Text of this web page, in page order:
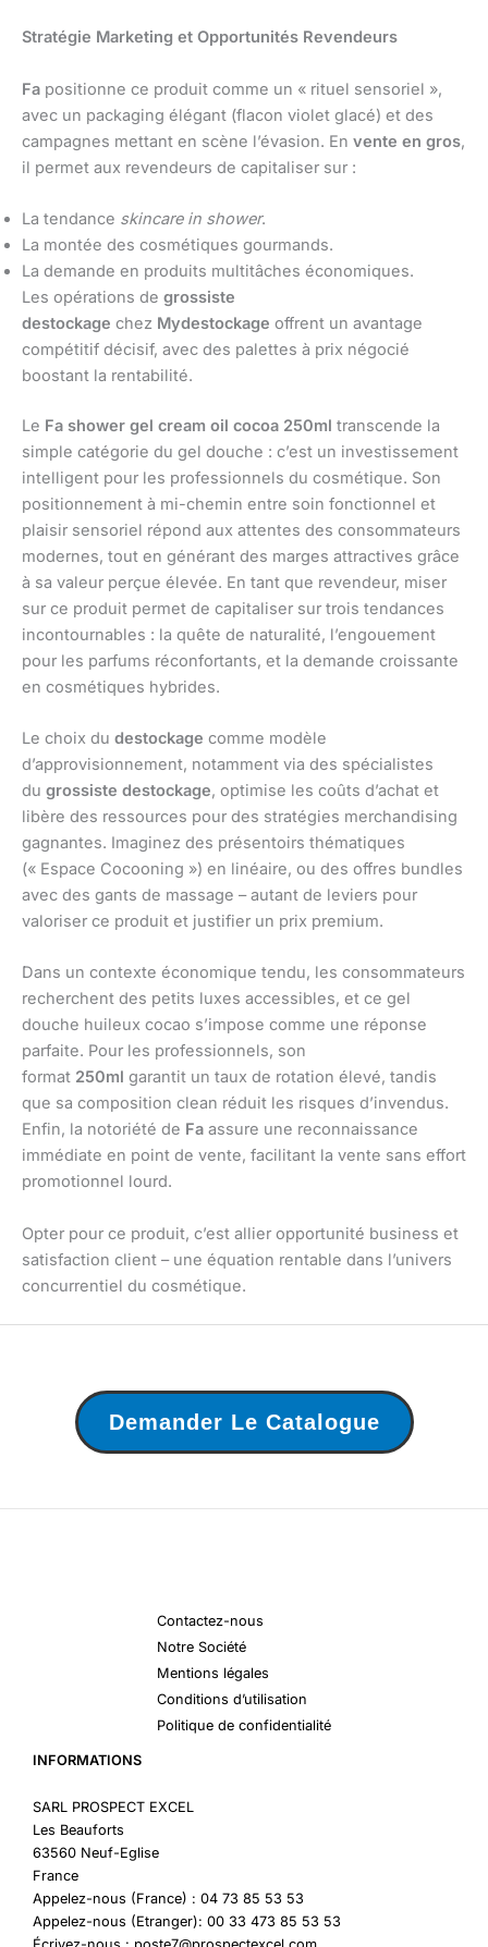
Stratégie Marketing et Opportunités Revendeurs
Fa positionne ce produit comme un « rituel sensoriel »,
avec un packaging élégant (flacon violet glacé) et des
campagnes mettant en scène l’évasion. En vente en gros,
il permet aux revendeurs de capitaliser sur :
La tendance skincare in shower.
La montée des cosmétiques gourmands.
La demande en produits multitâches économiques.
Les opérations de grossiste
destockage chez Mydestockage offrent un avantage
compétitif décisif, avec des palettes à prix négocié
boostant la rentabilité.
Le Fa shower gel cream oil cocoa 250ml transcende la
simple catégorie du gel douche : c’est un investissement
intelligent pour les professionnels du cosmétique. Son
positionnement à mi-chemin entre soin fonctionnel et
plaisir sensoriel répond aux attentes des consommateurs
modernes, tout en générant des marges attractives grâce
à sa valeur perçue élevée. En tant que revendeur, miser
sur ce produit permet de capitaliser sur trois tendances
incontournables : la quête de naturalité, l’engouement
pour les parfums réconfortants, et la demande croissante
en cosmétiques hybrides.
Le choix du destockage comme modèle
d’approvisionnement, notamment via des spécialistes
du grossiste destockage, optimise les coûts d’achat et
libère des ressources pour des stratégies merchandising
gagnantes. Imaginez des présentoirs thématiques
(« Espace Cocooning ») en linéaire, ou des offres bundles
avec des gants de massage – autant de leviers pour
valoriser ce produit et justifier un prix premium.
Dans un contexte économique tendu, les consommateurs
recherchent des petits luxes accessibles, et ce gel
douche huileux cocao s’impose comme une réponse
parfaite. Pour les professionnels, son
format 250ml garantit un taux de rotation élevé, tandis
que sa composition clean réduit les risques d’invendus.
Enfin, la notoriété de Fa assure une reconnaissance
immédiate en point de vente, facilitant la vente sans effort
promotionnel lourd.
Opter pour ce produit, c’est allier opportunité business et
satisfaction client – une équation rentable dans l’univers
concurrentiel du cosmétique.
Demander Le Catalogue
Contactez-nous
Notre Société
Mentions légales
Conditions d’utilisation
Politique de confidentialité
INFORMATIONS
SARL PROSPECT EXCEL
Les Beauforts
63560 Neuf-Eglise
France
Appelez-nous (France) : 04 73 85 53 53
Appelez-nous (Etranger): 00 33 473 85 53 53